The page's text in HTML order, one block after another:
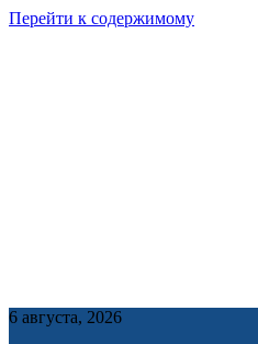
Перейти к содержимому
6 августа, 2026